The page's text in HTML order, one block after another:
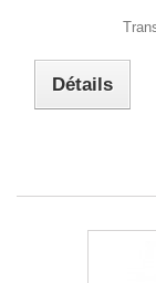
Détails